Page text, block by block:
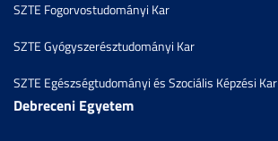
SZTE Fogorvostudományi Kar
SZTE Gyógyszerésztudományi Kar
SZTE Egészségtudományi és Szociális Képzési Kar
Debreceni Egyetem